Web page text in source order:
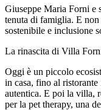
Giuseppe Maria Forni e
tenuta di famiglia. E non
sostenibile e inclusione
La rinascita di Villa
Oggi è un piccolo
in casa, fino al
autentica. E poi la villa,
per la pet therapy, una